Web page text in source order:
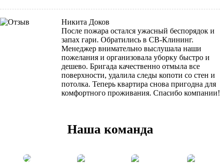
Никита Доков
После пожара остался ужасный беспорядок и
запах гари. Обратились в СВ-Клининг.
Менеджер внимательно выслушала наши
пожелания и организовала уборку быстро и
дешево. Бригада качественно отмыла все
поверхности, удалила следы копоти со стен и
потолка. Теперь квартира снова пригодна для
комфортного проживания. Спасибо компании!
Наша команда